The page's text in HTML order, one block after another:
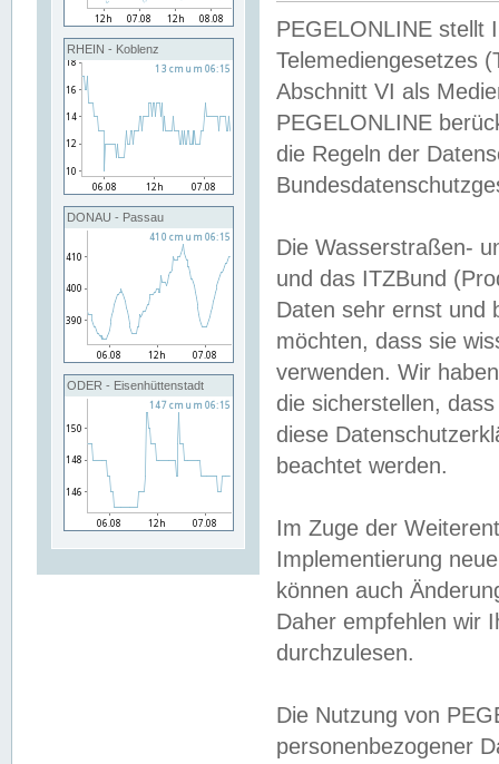
RHEIN - Koblenz
DONAU - Passau
ODER - Eisenhüttenstadt
PEGELONLINE stellt
Telemediengesetzes
Abschnitt VI als
PEGELONLINE
die Regeln der
Die Wasserstraßen-
und das ITZBund
Daten sehr ernst und
möchten, dass sie
verwenden. Wir
die sicherstellen,
diese
beachtet werden.
Im Zuge der
Implementierung
können auch
Daher empfehlen wir
durchzulesen.
Die Nutzung von
personenbezogener